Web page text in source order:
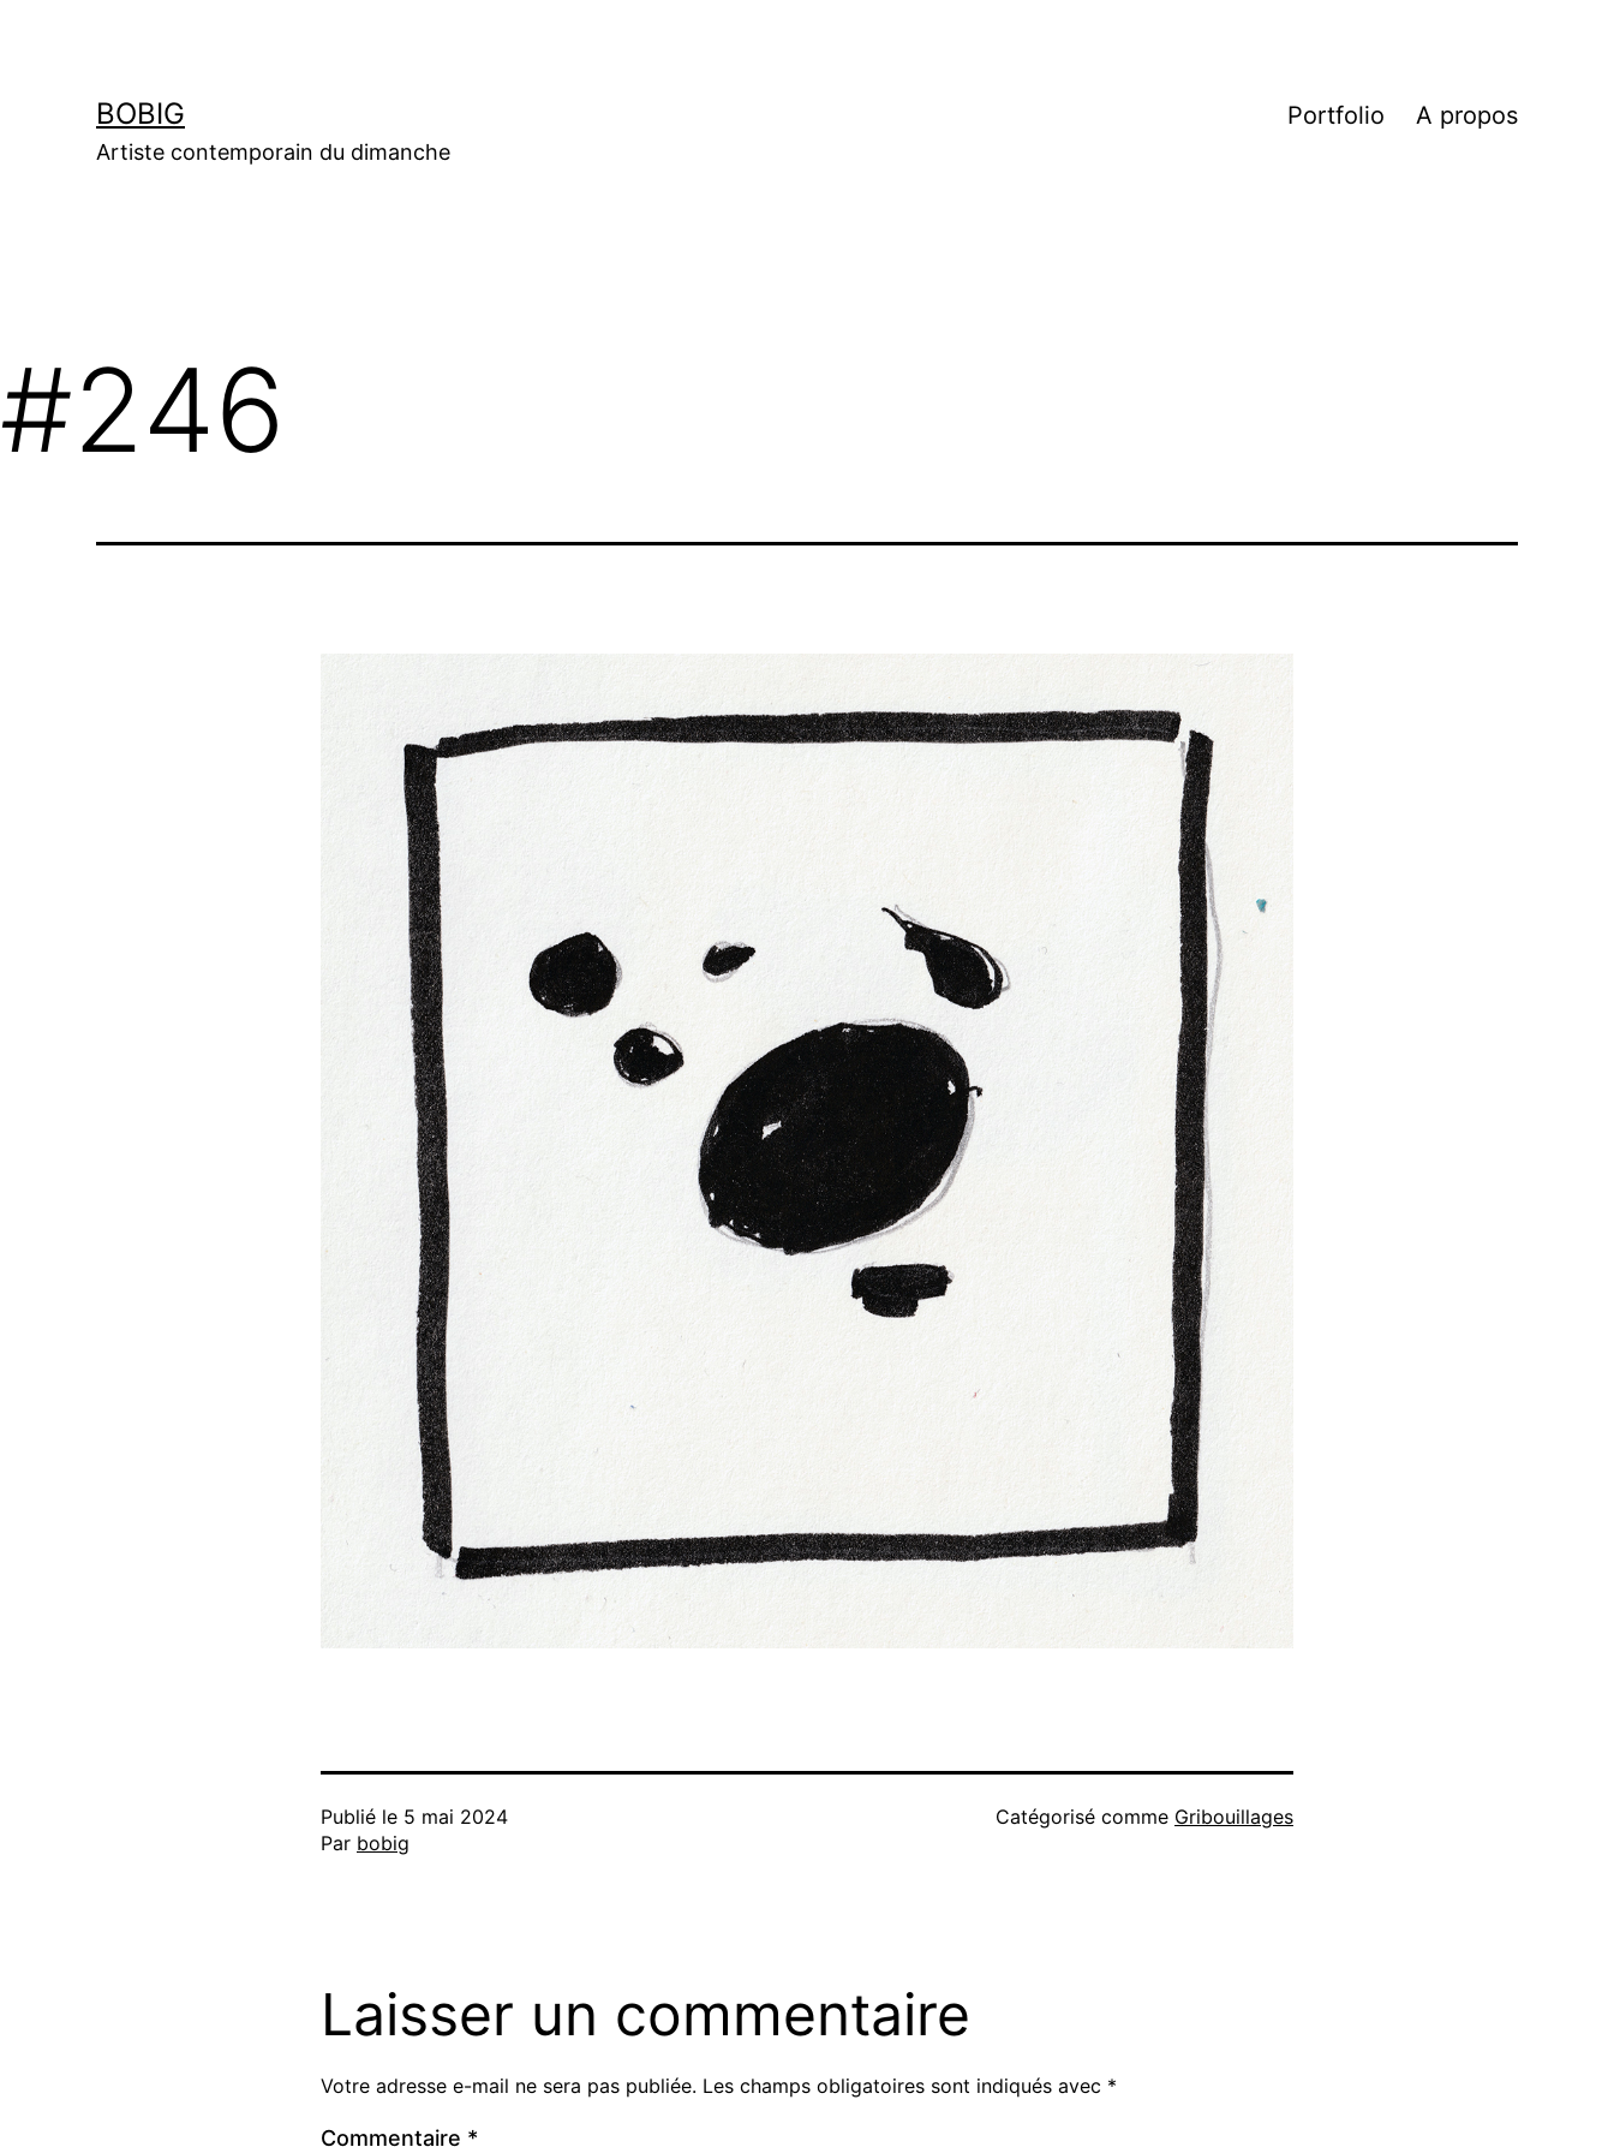
BOBIG
Artiste contemporain du dimanche
Portfolio A propos
#246
Publié le 5 mai 2024
Par bobig
Catégorisé comme Gribouillages
Laisser un commentaire
Votre adresse e-mail ne sera pas publiée. Les champs obligatoires sont indiqués avec *
Commentaire *